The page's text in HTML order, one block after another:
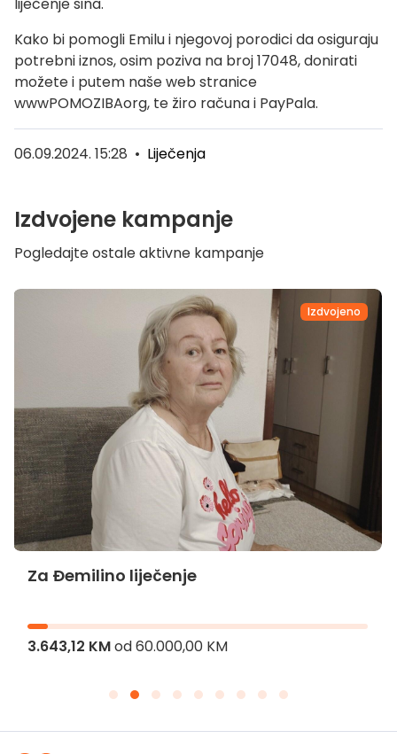
Kako bi pomogli Emilu i njegovoj porodici da osiguraju
potrebni iznos, osim poziva na broj 17048, donirati
možete i putem naše web stranice
wwwPOMOZIBAorg, te žiro računa i PayPala.
06.09.2024. 15:28 • Liječenja
Izdvojene kampanje
Pogledajte ostale aktivne kampanje
Izdvojeno
Za Đemilino liječenje
3.643,12 KMod60.000,00 KM